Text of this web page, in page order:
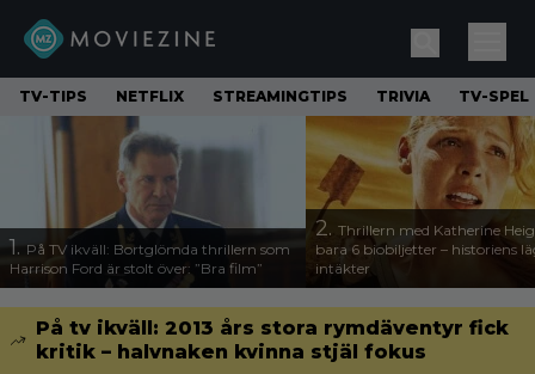
TV-TIPS NETFLIX STREAMINGTIPS TRIVIA TV-SPEL
1. På TV ikväll: Bortglömda thrillern som
Harrison Ford är stolt över: ”Bra film”
2. Thrillern med Katherine
bara 6 biobiljetter – historiens
intäkter
På tv ikväll: 2013 års stora rymdäventyr fick
kritik – halvnaken kvinna stjäl fokus